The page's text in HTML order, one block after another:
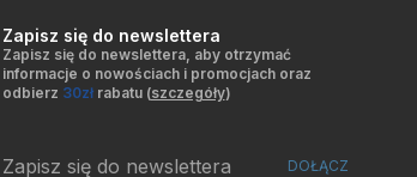
Zapisz się do newslettera
Zapisz się do newslettera, aby otrzymać
informacje o nowościach i promocjach oraz
odbierz 30złrabatu (szczegóły)